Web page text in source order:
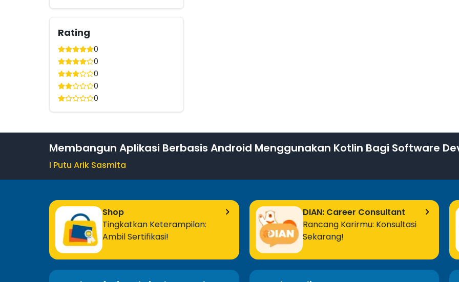
Tip
Class
Class
Class
Rating
0
0
0
0
0
Membangun Aplikasi Berbasis Android Menggunakan Kotlin Bagi Software
I Putu Arik Sasmita
Shop
Tingkatkan Keterampilan:
Ambil Sertifikasi!
DIAN: Career Consultant
Rancang Karirmu: Konsultasi
Sekarang!